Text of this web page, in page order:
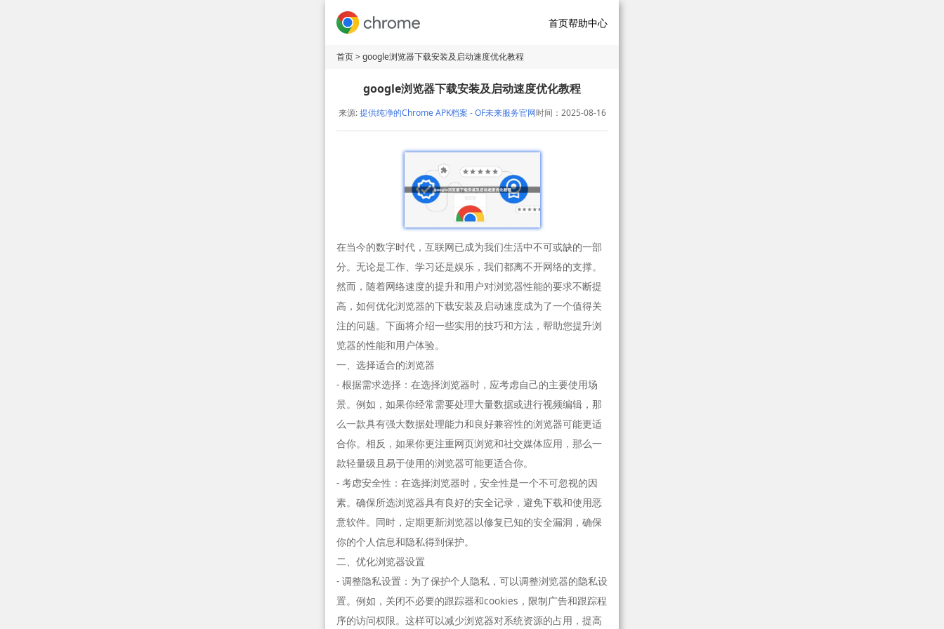
首页帮助中心
首页> google浏览器下载安装及启动速度优化教程
google浏览器下载安装及启动速度优化教程
来源:提供纯净的Chrome APK档案 - OF未来服务官网时间：2025-08-16
在当今的数字时代，互联网已成为我们生活中不可或缺的一部
分。无论是工作、学习还是娱乐，我们都离不开网络的支撑。
然而，随着网络速度的提升和用户对浏览器性能的要求不断提
高，如何优化浏览器的下载安装及启动速度成为了一个值得关
注的问题。下面将介绍一些实用的技巧和方法，帮助您提升浏
览器的性能和用户体验。
一、选择适合的浏览器
- 根据需求选择：在选择浏览器时，应考虑自己的主要使用场
景。例如，如果你经常需要处理大量数据或进行视频编辑，那
么一款具有强大数据处理能力和良好兼容性的浏览器可能更适
合你。相反，如果你更注重网页浏览和社交媒体应用，那么一
款轻量级且易于使用的浏览器可能更适合你。
- 考虑安全性：在选择浏览器时，安全性是一个不可忽视的因
素。确保所选浏览器具有良好的安全记录，避免下载和使用恶
意软件。同时，定期更新浏览器以修复已知的安全漏洞，确保
你的个人信息和隐私得到保护。
二、优化浏览器设置
- 调整隐私设置：为了保护个人隐私，可以调整浏览器的隐私设
置。例如，关闭不必要的跟踪器和cookies，限制广告和跟踪程
序的访问权限。这样可以减少浏览器对系统资源的占用，提高